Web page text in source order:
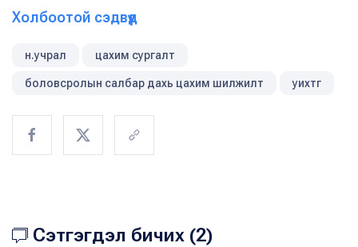
Холбоотой сэдвүүд
н.учрал цахим сургалт
боловсролын салбар дахь цахим шилжилт уихтг
Сэтгэгдэл бичих (2)